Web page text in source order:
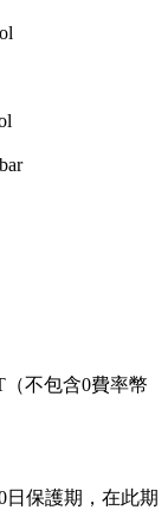
（不包含0費率幣
日保護期，在此期